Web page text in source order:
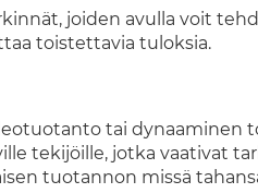
joiden avulla voit
toistettavia tuloksia.
tai dynaaminen
tekijöille, jotka vaativat
tuotannon missä